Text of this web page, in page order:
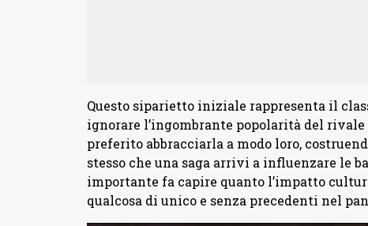
Questo siparietto iniziale rappresenta il
ignorare l’ingombrante popolarità del
preferito abbracciarla a modo loro,
stesso che una saga arrivi a influenzare le
importante fa capire quanto l’impatto
qualcosa di unico e senza precedenti nel